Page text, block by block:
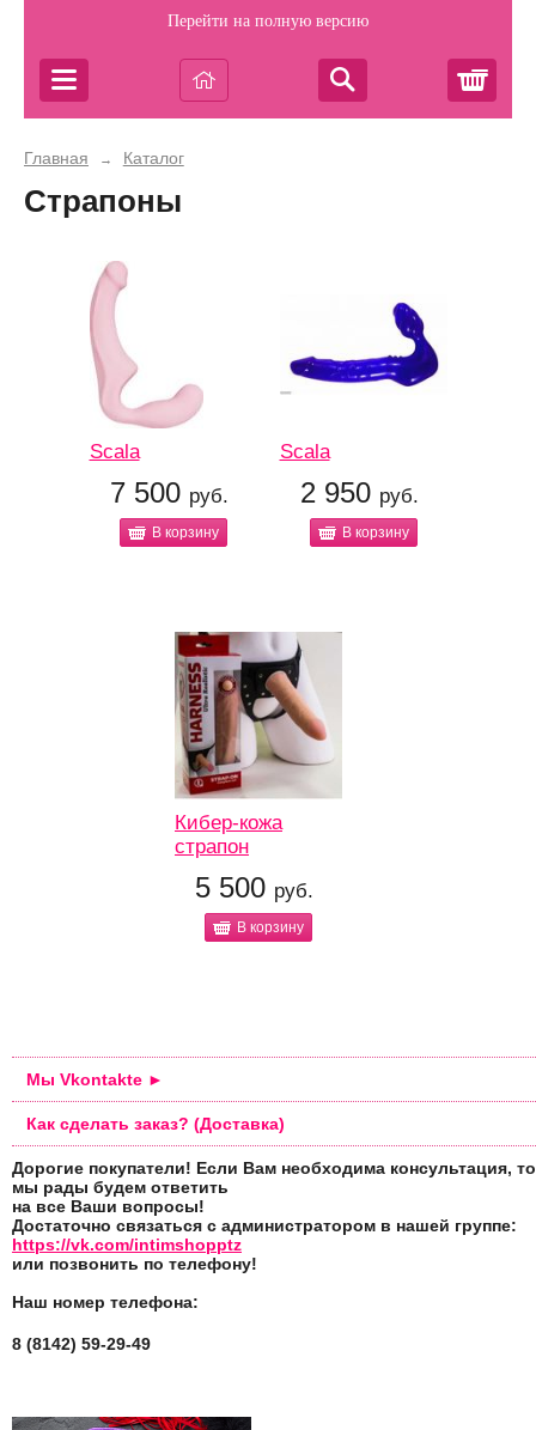
Перейти на полную версию
Главная → Каталог
Страпоны
Scala
7 500 руб.
В корзину
Scala
2 950 руб.
В корзину
Кибер-кожа
страпон
5 500 руб.
В корзину
Мы Vkontakte ►
Как сделать заказ? (Доставка)
Дорогие покупатели! Если Вам необходима консультация, то
мы рады будем ответить
на все Ваши вопросы!
Достаточно связаться с администратором в нашей группе:
https://vk.com/intimshopptz
или позвонить по телефону!
Наш номер телефона:
8 (8142) 59-29-49